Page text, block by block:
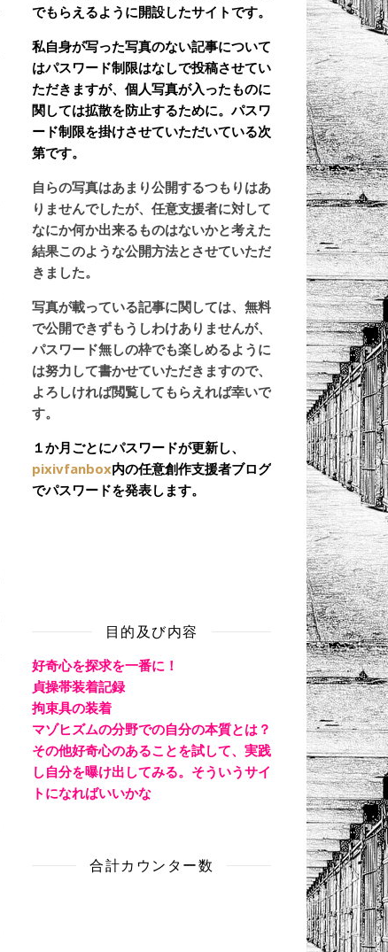
でもらえるように開設したサイトです。
私自身が写った写真のない記事について
はパスワード制限はなしで投稿させてい
ただきますが、個人写真が入ったものに
関しては拡散を防止するために。パスワ
ード制限を掛けさせていただいている次
第です。
自らの写真はあまり公開するつもりはあ
りませんでしたが、任意支援者に対して
なにか何か出来るものはないかと考えた
結果このような公開方法とさせていただ
きました。
写真が載っている記事に関しては、無料
で公開できずもうしわけありませんが、
パスワード無しの枠でも楽しめるように
は努力して書かせていただきますので、
よろしければ閲覧してもらえれば幸いで
す。
１か月ごとにパスワードが更新し、
pixivfanbox内の任意創作支援者ブログ
でパスワードを発表します。
目的及び内容
好奇心を探求を一番に！
貞操帯装着記録
拘束具の装着
マゾヒズムの分野での自分の本質とは？
その他好奇心のあることを試して、実践
し自分を曝け出してみる。そういうサイ
トになればいいかな
合計カウンター数